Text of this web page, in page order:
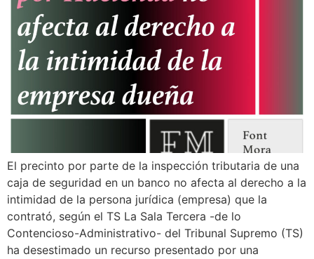
El precinto por parte de la inspección tributaria de una
caja de seguridad en un banco no afecta al derecho a la
intimidad de la persona jurídica (empresa) que la
contrató, según el TS La Sala Tercera -de lo
Contencioso-Administrativo- del Tribunal Supremo (TS)
ha desestimado un recurso presentado por una